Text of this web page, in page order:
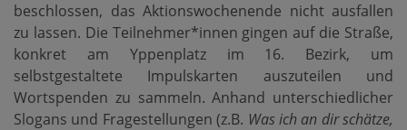
beschlossen, das Aktionswochenende nicht ausfallen
zu lassen. Die Teilnehmer*innen gingen auf die Straße,
konkret am Yppenplatz im 16. Bezirk, um
selbstgestaltete Impulskarten auszuteilen und
Wortspenden zu sammeln. Anhand unterschiedlicher
Slogans und Fragestellungen (z.B. Was ich an dir schätze,